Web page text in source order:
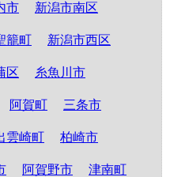
市 新潟市南区
籠町 新潟市西区
区 糸魚川市
阿賀町 三条市
雲崎町 柏崎市
阿賀野市 津南町